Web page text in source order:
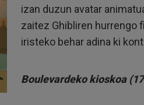
izan duzun avatar
zaitez Ghibliren hurrengo
iristeko behar adina ki
Boulevardeko kioskoa